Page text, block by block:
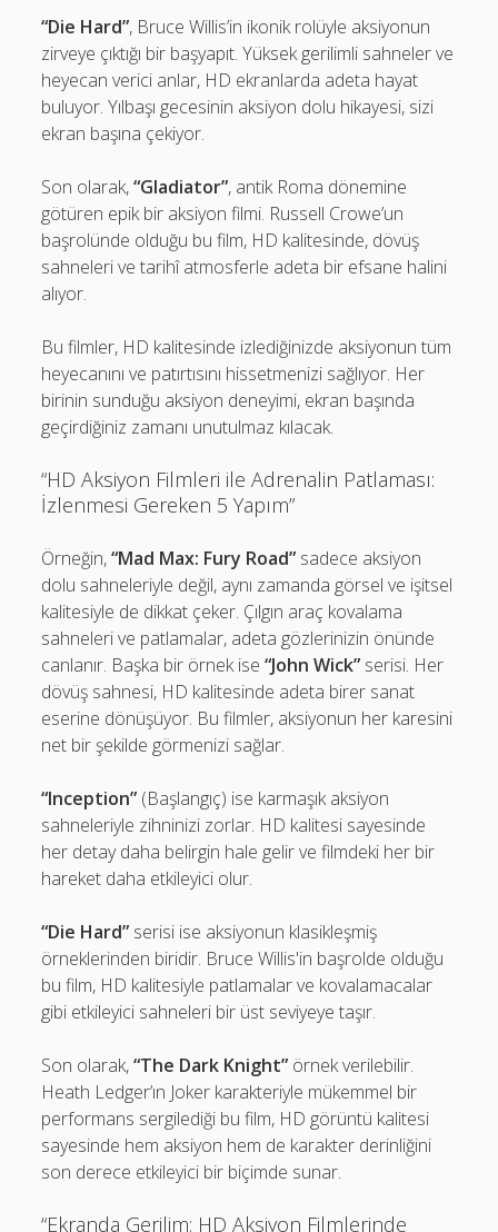
“Die Hard”, Bruce Willis’in ikonik rolüyle aksiyonun
zirveye çıktığı bir başyapıt. Yüksek gerilimli sahneler ve
heyecan verici anlar, HD ekranlarda adeta hayat
buluyor. Yılbaşı gecesinin aksiyon dolu hikayesi, sizi
ekran başına çekiyor.
Son olarak,“Gladiator”, antik Roma dönemine
götüren epik bir aksiyon filmi. Russell Crowe’un
başrolünde olduğu bu film, HD kalitesinde, dövüş
sahneleri ve tarihî atmosferle adeta bir efsane halini
alıyor.
Bu filmler, HD kalitesinde izlediğinizde aksiyonun tüm
heyecanını ve patırtısını hissetmenizi sağlıyor. Her
birinin sunduğu aksiyon deneyimi, ekran başında
geçirdiğiniz zamanı unutulmaz kılacak.
“HD Aksiyon Filmleri ile Adrenalin Patlaması:
İzlenmesi Gereken 5 Yapım”
Örneğin,“Mad Max: Fury Road” sadece aksiyon
dolu sahneleriyle değil, aynı zamanda görsel ve işitsel
kalitesiyle de dikkat çeker. Çılgın araç kovalama
sahneleri ve patlamalar, adeta gözlerinizin önünde
canlanır. Başka bir örnek ise“John Wick” serisi. Her
dövüş sahnesi, HD kalitesinde adeta birer sanat
eserine dönüşüyor. Bu filmler, aksiyonun her karesini
net bir şekilde görmenizi sağlar.
“Inception” (Başlangıç) ise karmaşık aksiyon
sahneleriyle zihninizi zorlar. HD kalitesi sayesinde
her detay daha belirgin hale gelir ve filmdeki her bir
hareket daha etkileyici olur.
“Die Hard” serisi ise aksiyonun klasikleşmiş
örneklerinden biridir. Bruce Willis'in başrolde olduğu
bu film, HD kalitesiyle patlamalar ve kovalamacalar
gibi etkileyici sahneleri bir üst seviyeye taşır.
Son olarak,“The Dark Knight” örnek verilebilir.
Heath Ledger’ın Joker karakteriyle mükemmel bir
performans sergilediği bu film, HD görüntü kalitesi
sayesinde hem aksiyon hem de karakter derinliğini
son derece etkileyici bir biçimde sunar.
“Ekranda Gerilim: HD Aksiyon Filmlerinde